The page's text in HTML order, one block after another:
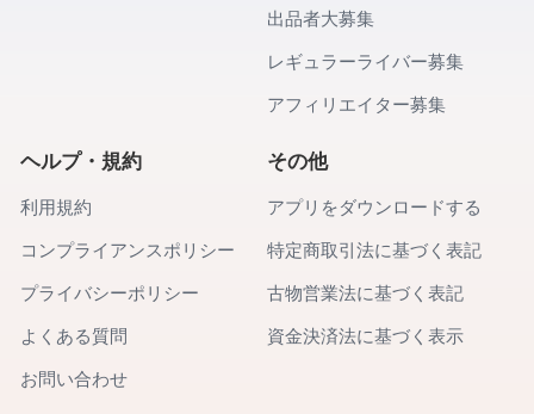
出品者大募集
レギュラーライバー募集
アフィリエイター募集
ヘルプ・規約
利用規約
コンプライアンスポリシー
プライバシーポリシー
よくある質問
お問い合わせ
その他
アプリをダウンロードする
特定商取引法に基づく表記
古物営業法に基づく表記
資金決済法に基づく表示